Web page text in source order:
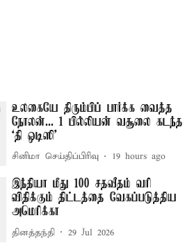
உலகையே திரும்பிப் பார்க்க வைத்த
நோலன்... 1 பில்லியன் வசூலை கடந்த
‘தி ஒடிஸி’
சினிமா செய்திப்பிரிவு 19 hours ago
இந்தியா மீது 100 சதவீதம் வரி
விதிக்கும் திட்டத்தை வேகப்படுத்திய
அமெரிக்கா
தினத்தந்தி 29 Jul 2026